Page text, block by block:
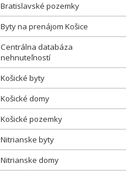
Bratislavské pozemky
Byty na prenájom Košice
Centrálna databáza
nehnuteľností
Košické byty
Košické domy
Košické pozemky
Nitrianske byty
Nitrianske domy